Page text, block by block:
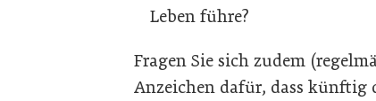
Leben führe?
Fragen Sie sich zudem
Anzeichen dafür, dass künftig